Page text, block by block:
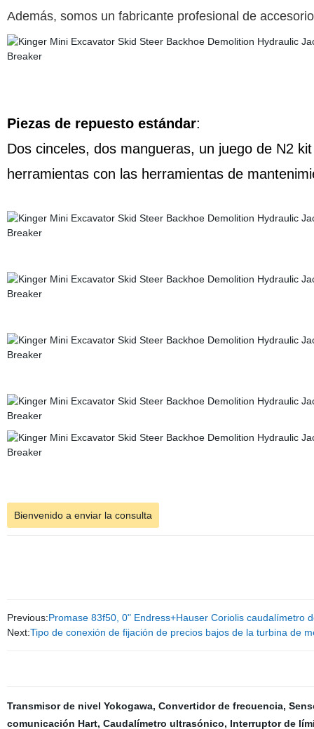
Además, somos un fabricante profesional de
Piezas de repuesto estándar:
Dos cinceles, dos mangueras, un juego de N2
herramientas con las herramientas de
Bienvenido a enviar la consulta
Previous:Promase 83f50, 0" Endress+Hauser Coriolis caudalímetro
Next:Tipo de conexión de fijación de precios bajos de la turbina de
Transmisor de nivel Yokogawa, Convertidor de frecuencia,
comunicación Hart, Caudalímetro ultrasónico, Interruptor de